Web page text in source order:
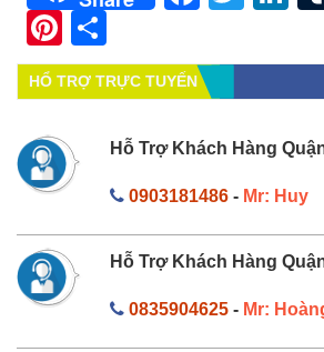
Pinterest
HỔ TRỢ TRỰC TUYẾN
Hỗ Trợ Khách Hàng
0903181486- Mr: Huy
Hỗ Trợ Khách Hàng
0835904625- Mr: